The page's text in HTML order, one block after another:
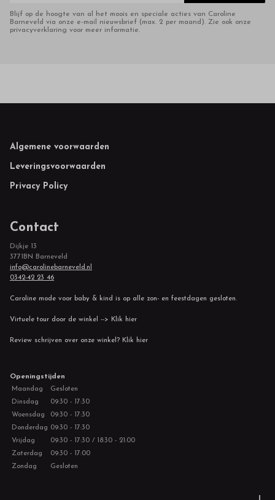
Blijf op de hoogte van al het moois en speciale acties van Caroline
Barneveld via onze e-mail nieuwsbrief (max. 2 per maand). Zie ook onze
privacyverklaring voor meer informatie.
Footer
Algemene voorwaarden
Leveringsvoorwaarden
Privacy Policy
Contact
Dijkje 13
3771BN Barneveld
info@carolinebarneveld.nl
0342-42 23 46
Caroline mode voor baby & kind is op alle zon- en feestdagen gesloten.
Virtuele tour door de winkel --> Klik hier
Review schrijven over onze winkel? Klik hier
Openingstijden
Maandag
Gesloten
Dinsdag
09:30 - 17:30
Woensdag
09:30 - 17:30
Donderdag 09:30 - 17:30
Vrijdag
09:30 - 17:30 / 18:30 - 21:00
Zaterdag
09:30 - 17:00
Zondag
Gesloten